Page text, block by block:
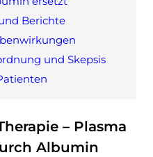
Berichte
und Skepsis
– Plasma
Albumin